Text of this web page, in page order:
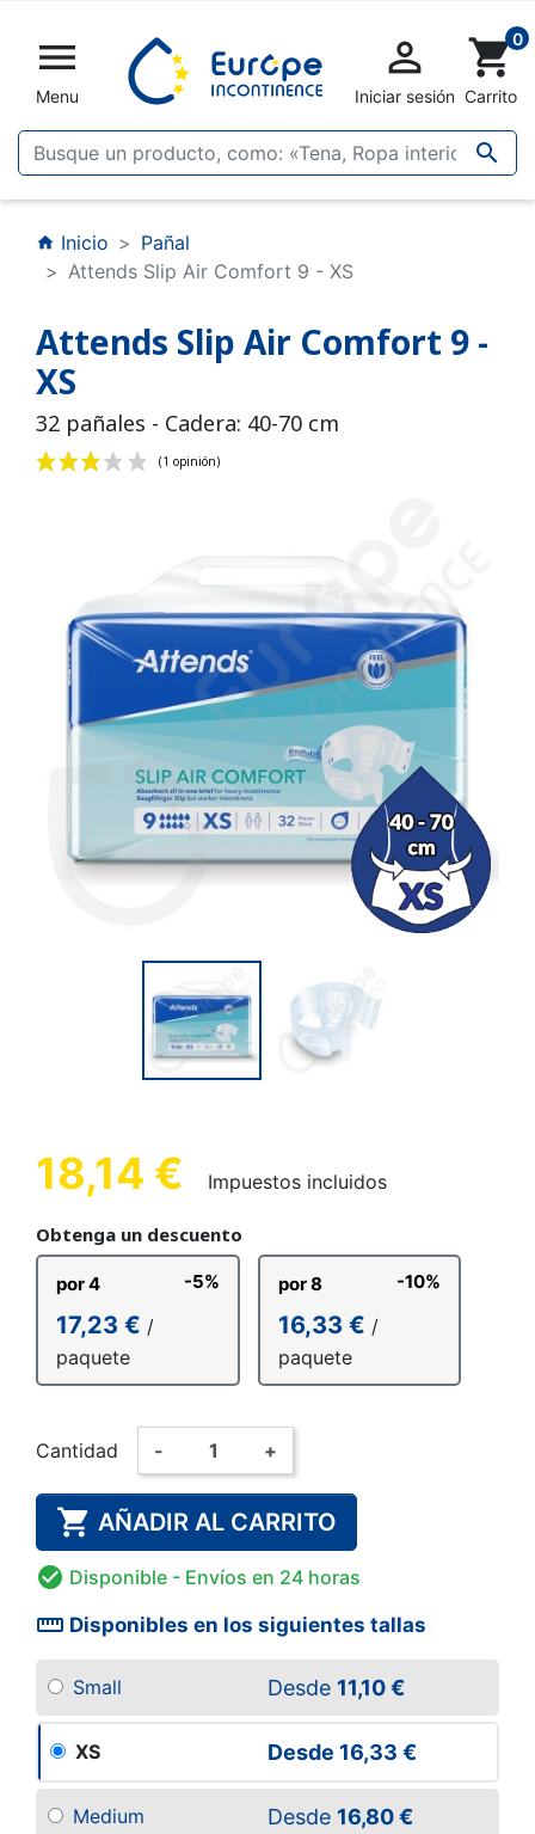

Menu


Iniciar sesión
shopping_cart0
Carrito
home Inicio
Pañal
Attends Slip Air Comfort 9 - XS
Attends Slip Air Comfort 9 -
XS
32 pañales - Cadera: 40-70 cm
18,14 € Impuestos incluidos
Obtenga un descuento
por 4 -5%
17,23 € /
paquete
por 8 -10%
16,33 € /
paquete
Cantidad - +
 AÑADIR AL CARRITO
 Disponible - Envíos en 24 horas
straighten Disponibles en los siguientes tallas
Small Desde 11,10 €
XS Desde 16,33 €
Medium Desde 16,80 €